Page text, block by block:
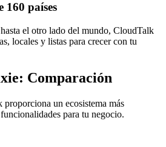
160 países
el otro lado del mundo, CloudTalk
locales y listas para crecer con tu
Comparación
un ecosistema más
para tu negocio.